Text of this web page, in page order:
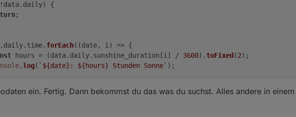
daily) {
;
daily. time. forEach( (date, i ) => {
hours = (data. daily. sunshine_duration [i] / 3600).toFixed (2);
.log( ` ${date} : ${hours} Stunden Sonne` );
ein. Fertig. Dann bekommst du das was du suchst. Alles andere in